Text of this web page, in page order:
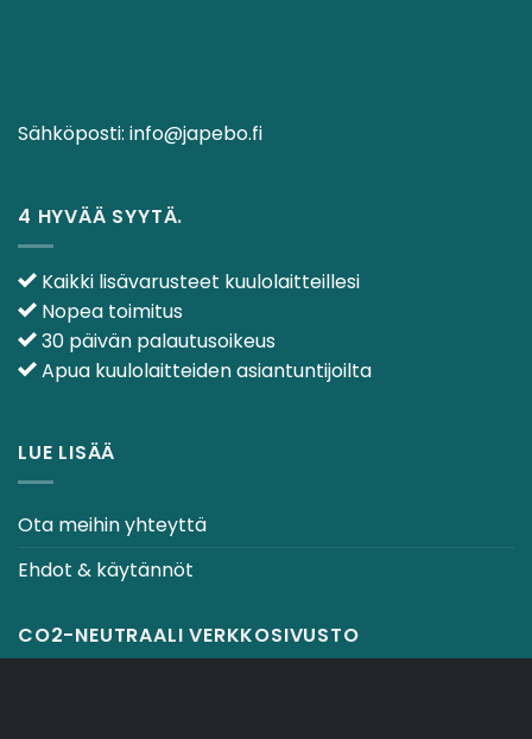
Sähköposti: info@japebo.fi
4 HYVÄÄ SYYTÄ.
Kaikki lisävarusteet kuulolaitteillesi
Nopea toimitus
30 päivän palautusoikeus
Apua kuulolaitteiden asiantuntijoilta
LUE LISÄÄ
Ota meihin yhteyttä
Ehdot & käytännöt
CO2-NEUTRAALI VERKKOSIVUSTO